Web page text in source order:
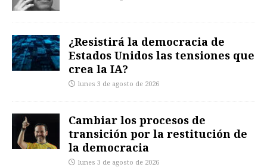
¿Resistirá la democracia de
Estados Unidos las tensiones que
crea la IA?
lunes 3 de agosto de 2026
Cambiar los procesos de
transición por la restitución de
la democracia
lunes 3 de agosto de 2026